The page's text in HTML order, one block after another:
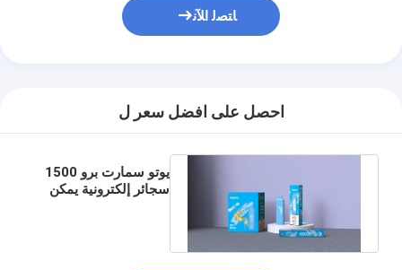
ﺎﺘﺼﻟ ﺍﻶﻧ
احصل على افضل سعر ل
يوتو سمارت برو 1500
سجائر إلكترونية يمكن